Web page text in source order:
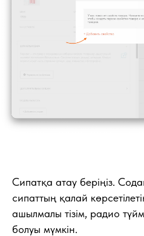
Сипатқа атау беріңіз.
сипаттың қалай
ашылмалы тізім, радио
болуы мүмкін.